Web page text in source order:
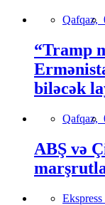
Qafqaz,
“Tramp
biləcək
Qafqaz,
ABŞ və